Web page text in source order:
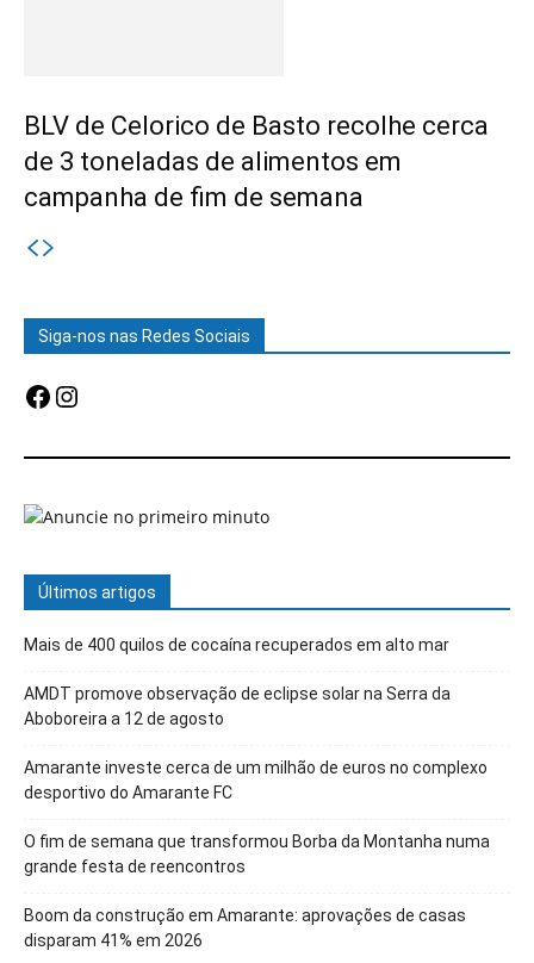
BLV de Celorico de Basto recolhe cerca
de 3 toneladas de alimentos em
campanha de fim de semana
Siga-nos nas Redes Sociais
Facebook
Instagram
Últimos artigos
Mais de 400 quilos de cocaína recuperados em alto mar
AMDT promove observação de eclipse solar na Serra da
Aboboreira a 12 de agosto
Amarante investe cerca de um milhão de euros no complexo
desportivo do Amarante FC
O fim de semana que transformou Borba da Montanha numa
grande festa de reencontros
Boom da construção em Amarante: aprovações de casas
disparam 41% em 2026